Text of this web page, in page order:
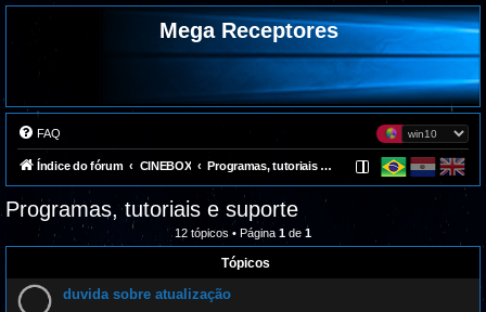
Mega Receptores
FAQ
Índice do fórum CINEBOX Programas, tutoriais e suporte
Programas, tutoriais e suporte
12 tópicos • Página 1 de 1
Tópicos
duvida sobre atualização